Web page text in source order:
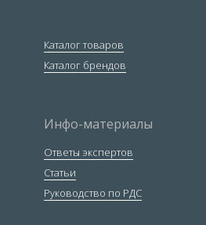
Каталог товаров
Каталог брендов
Инфо-материалы
Ответы экспертов
Статьи
Руководство по РДС